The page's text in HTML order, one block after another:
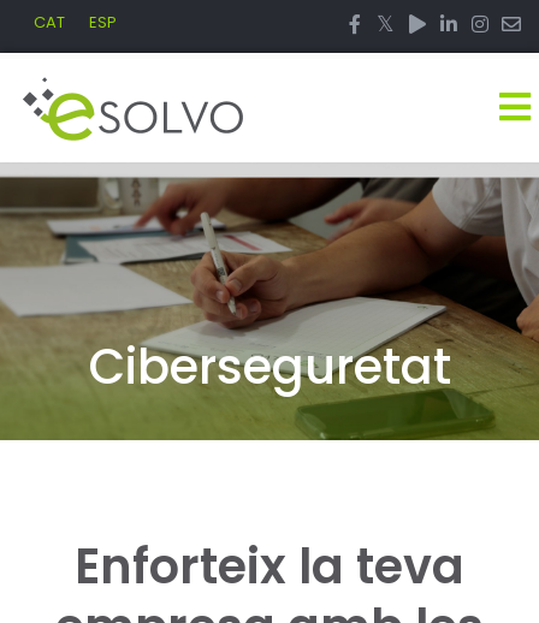
CAT ESP
Ciberseguretat
Enforteix la teva